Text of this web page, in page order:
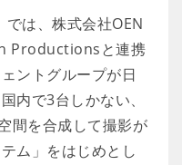
は、株式会社OEN
Productionsと連携
ントグループが日
内で3台しかない、
間を合成して撮影が
ム」をはじめとし